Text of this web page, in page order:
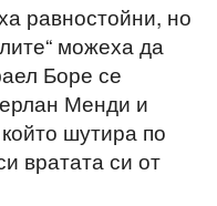
равностойни, но
можеха да
Боре се
Менди и
шутира по
вратата си от